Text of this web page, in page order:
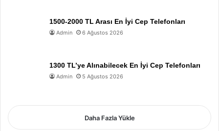
1500-2000 TL Arası En İyi Cep Telefonları
Admin 6 Ağustos 2026
1300 TL’ye Alınabilecek En İyi Cep Telefonları
Admin 5 Ağustos 2026
Daha Fazla Yükle